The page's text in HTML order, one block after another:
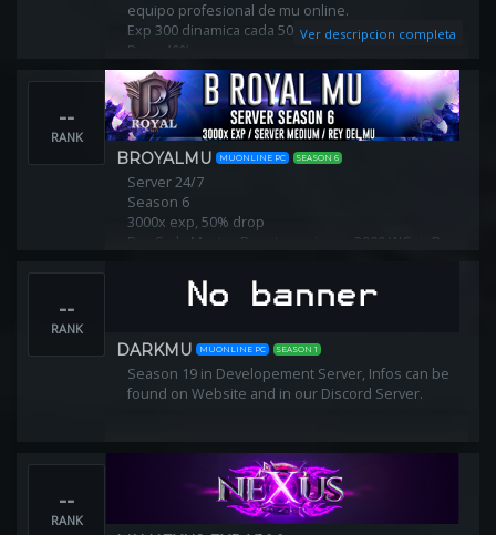
OFF Store
AutoParty:Si
equipo profesional de mu online.
Exp 300 dinamica cada 50 rr
Drop 40%
500 puntos por rr, 20 rr diarios.
Max stat 32767.
Ver descripcion completa
--
RANK
BROYALMU MUONLINE PC SEASON 6
Server 24/7
Season 6
3000x exp, 50% drop
Por Cada Master Reset consigues 2000 WCoinP
--
RANK
DARKMU MUONLINE PC SEASON 1
Season 19 in Developement Server, Infos can be
found on Website and in our Discord Server.
--
RANK